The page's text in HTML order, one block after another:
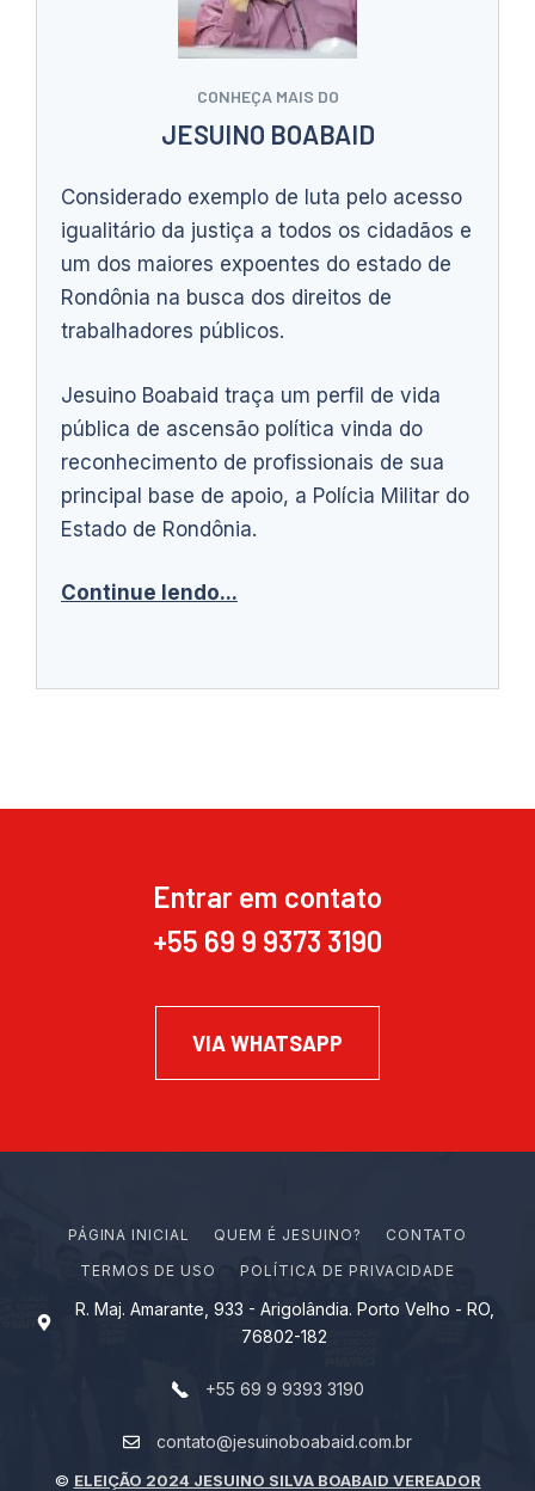
CONHEÇA MAIS DO
JESUINO BOABAID
Considerado exemplo de luta pelo acesso
igualitário da justiça a todos os cidadãos e
um dos maiores expoentes do estado de
Rondônia na busca dos direitos de
trabalhadores públicos.
Jesuino Boabaid traça um perfil de vida
pública de ascensão política vinda do
reconhecimento de profissionais de sua
principal base de apoio, a Polícia Militar do
Estado de Rondônia.
Continue lendo...
Entrar em contato
+55 69 9 9373 3190
VIA WHATSAPP
PÁGINA INICIAL Q U EM É J ES U I N O?
CONTATO
TERMOS DE USO
POLÍTICA DE PRIVACIDADE
R. Maj. Amarante, 933 - Arigolândia. Porto Velho - RO,
76802-182
+55 69 9 9393 3190
contato@jesuinoboabaid.com.br
© ELEIÇÃO 2024 JESUINO SILVA BOABAID VEREADOR